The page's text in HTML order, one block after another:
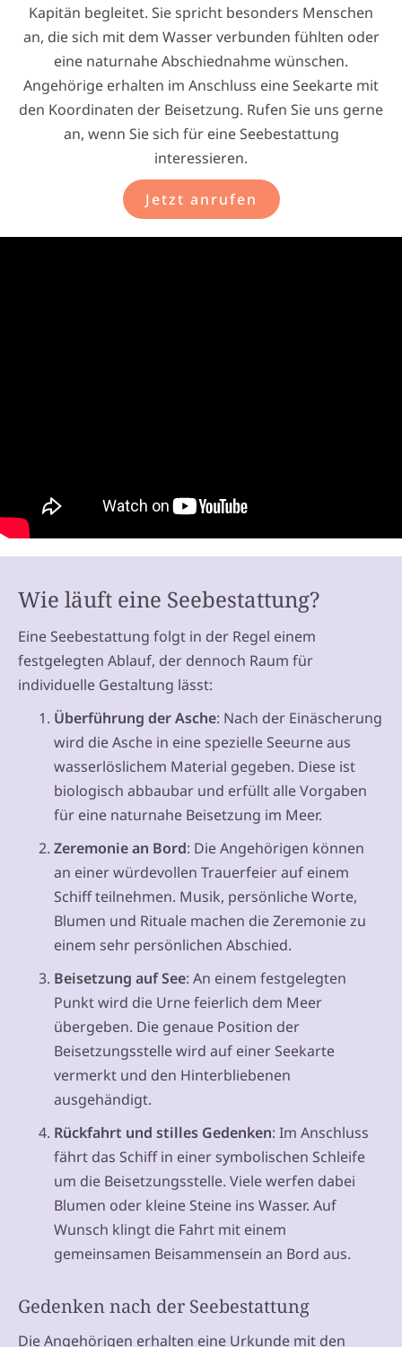
Kapitän begleitet. Sie spricht besonders Menschen
an, die sich mit dem Wasser verbunden fühlten oder
eine naturnahe Abschiednahme wünschen.
Angehörige erhalten im Anschluss eine Seekarte mit
den Koordinaten der Beisetzung. Rufen Sie uns gerne
an, wenn Sie sich für eine Seebestattung
interessieren.
Jetzt anrufen
Wie läuft eine Seebestattung?
Eine Seebestattung folgt in der Regel einem
festgelegten Ablauf, der dennoch Raum für
individuelle Gestaltung lässt:
Überführung der Asche: Nach der Einäscherung
wird die Asche in eine spezielle Seeurne aus
wasserlöslichem Material gegeben. Diese ist
biologisch abbaubar und erfüllt alle Vorgaben
für eine naturnahe Beisetzung im Meer.
Zeremonie an Bord: Die Angehörigen können
an einer würdevollen Trauerfeier auf einem
Schiff teilnehmen. Musik, persönliche Worte,
Blumen und Rituale machen die Zeremonie zu
einem sehr persönlichen Abschied.
Beisetzung auf See: An einem festgelegten
Punkt wird die Urne feierlich dem Meer
übergeben. Die genaue Position der
Beisetzungsstelle wird auf einer Seekarte
vermerkt und den Hinterbliebenen
ausgehändigt.
Rückfahrt und stilles Gedenken: Im Anschluss
fährt das Schiff in einer symbolischen Schleife
um die Beisetzungsstelle. Viele werfen dabei
Blumen oder kleine Steine ins Wasser. Auf
Wunsch klingt die Fahrt mit einem
gemeinsamen Beisammensein an Bord aus.
Gedenken nach der Seebestattung
Die Angehörigen erhalten eine Urkunde mit den